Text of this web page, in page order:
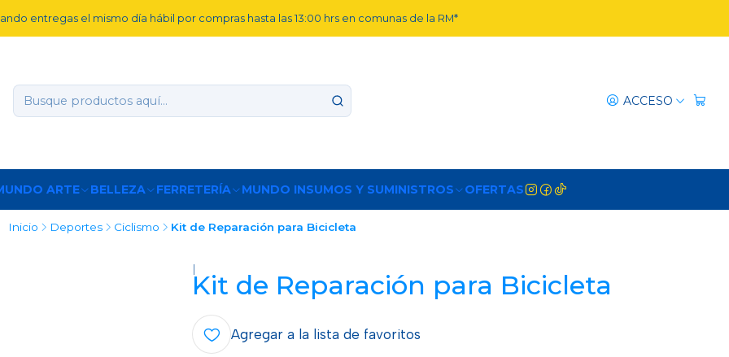
ACCESO
ARTE BELLEZA FERRETERÍA MUNDO INSUMOS Y SUMINISTROS OFERTAS
entregas el mismo día hábil por compras hasta las 13:00 hrs en comunas de la RM*
Inicio Deportes Ciclismo Kit de Reparación para Bicicleta
|
Kit de Reparación para Bicicleta
Agregar a la lista de favoritos